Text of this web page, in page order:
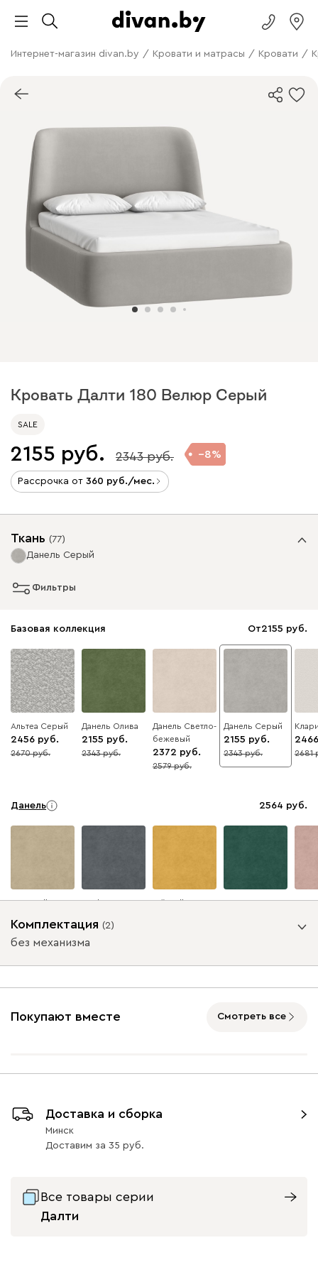
Интернет-магазин divan.by / Кровати и матрасы / Кровати /
Кровать Далти 180 Велюр Серый
SALE
2155 2343 8
Рассрочка от 360 /мес.
Ткань (77)
Данель Серый
Фильтры
Базовая коллекция От2155
Альтеа Серый
2456
8
2670
Данель Олива
2155
8
2343
Данель Светло-
бежевый
2372
8
2579
Данель Серый
2155
8
2343
2466
8
2681
Данель 2564
Бежевый Графит Жёлтый Изумруд
Ультра
Бежевый
Комплектация (2)
без механизма
Покупают вместе Смотреть все
Доставка и сборка
Минск
Доставим за 35
Все товары серии
Далти